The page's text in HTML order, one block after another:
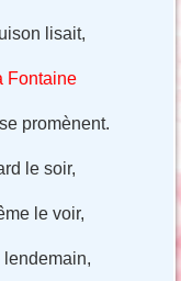
lisait,
Fontaine
promènent.
le soir,
le voir,
lendemain,